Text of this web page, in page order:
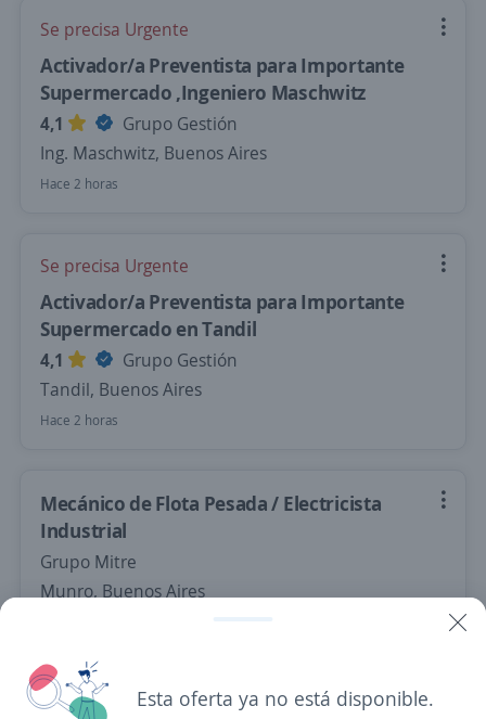
Se precisa Urgente
Activador/a Preventista para Importante
Supermercado ,Ingeniero Maschwitz
4,1
Grupo Gestión
Ing. Maschwitz, Buenos Aires
Hace 2 horas
Se precisa Urgente
Activador/a Preventista para Importante
Supermercado en Tandil
4,1
Grupo Gestión
Tandil, Buenos Aires
Hace 2 horas
Mecánico de Flota Pesada / Electricista
Industrial
Grupo Mitre
Munro, Buenos Aires
Vendedor/a Rubro Salud
Esta oferta ya no está disponible.